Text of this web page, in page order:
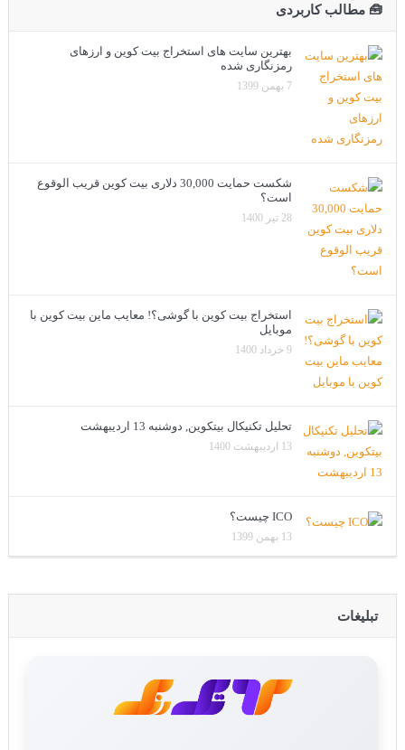
🧰 مطالب کاربردی
بهترین سایت های استخراج بیت کوین و ارزهای
رمزنگاری شده
7 بهمن 1399
شکست حمایت 30,000 دلاری بیت کوین قریب الوقوع
است؟
28 تیر 1400
استخراج بیت کوین با گوشی؟! معایب ماین بیت کوین با
موبایل
9 خرداد 1400
تحلیل تکنیکال بیتکوین, دوشنبه 13 اردیبهشت
13 اردیبهشت 1400
ICO چیست؟
13 بهمن 1399
تبلیغات